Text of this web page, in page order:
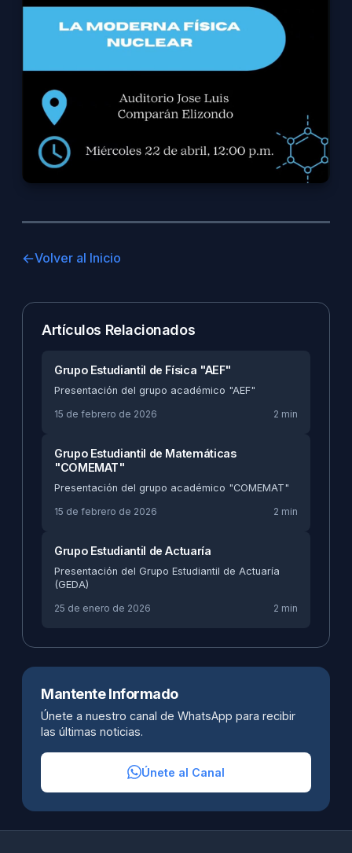
Volver al Inicio
Artículos Relacionados
Grupo Estudiantil de Física "AEF"
Presentación del grupo académico "AEF"
15 de febrero de 2026
2 min
Grupo Estudiantil de Matemáticas
"COMEMAT"
Presentación del grupo académico "COMEMAT"
15 de febrero de 2026
2 min
Grupo Estudiantil de Actuaría
Presentación del Grupo Estudiantil de Actuaría
(GEDA)
25 de enero de 2026
2 min
Mantente Informado
Únete a nuestro canal de WhatsApp para recibir
las últimas noticias.
Únete al Canal